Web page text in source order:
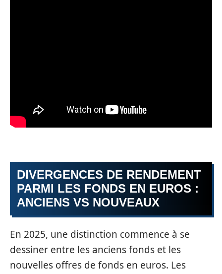
DIVERGENCES DE RENDEMENT
PARMI LES FONDS EN EUROS :
ANCIENS VS NOUVEAUX
En 2025, une distinction commence à se
dessiner entre les anciens fonds et les
nouvelles offres de fonds en euros. Les